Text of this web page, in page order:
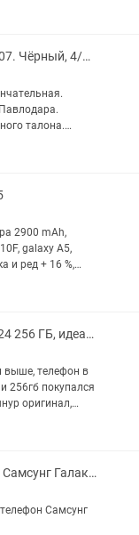
Samsung Galaxy A07. Чёрный, 4/64, новый.
талона.
на месте. Для
2900 mAh,
galaxy A5,
и ред + 16 %,
Samsung Galaxy S24 256 ГБ, идеальное состояние
выше, телефон в
256гб покупался
оригинал,
e-sim.
Продам смартфон Самсунг Галакси А 17
Самсунг